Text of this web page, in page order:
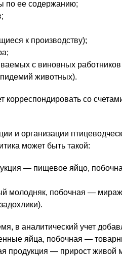
по ее содержанию;
к производству);
с виновных
животных).
корреспондировать со
и организации
может быть такой:
— пищевое яйцо,
молодняк, побочная —
в аналитический учет
яйца, побочная —
продукция — прирост живой